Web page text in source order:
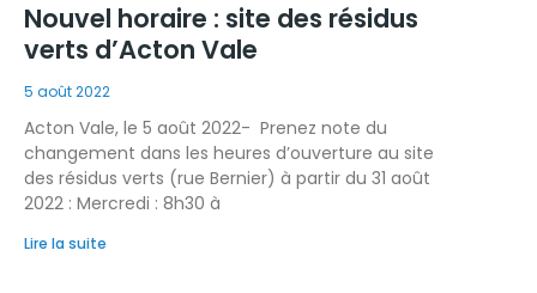
Nouvel horaire : site des résidus
verts d’Acton Vale
5 août 2022
Acton Vale, le 5 août 2022- Prenez note du
changement dans les heures d’ouverture au site
des résidus verts (rue Bernier) à partir du 31 août
2022 : Mercredi : 8h30 à
Lire la suite